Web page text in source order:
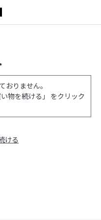
おりません。
物を続ける」 をクリック
ける